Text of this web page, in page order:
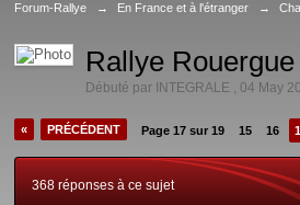
Forum-Rallye → En France et à l'étranger →
Rallye
Débuté par INTEGRALE ,04 May
« PRÉCÉDENT Page 17 sur 19 15 16
368 réponses à ce sujet